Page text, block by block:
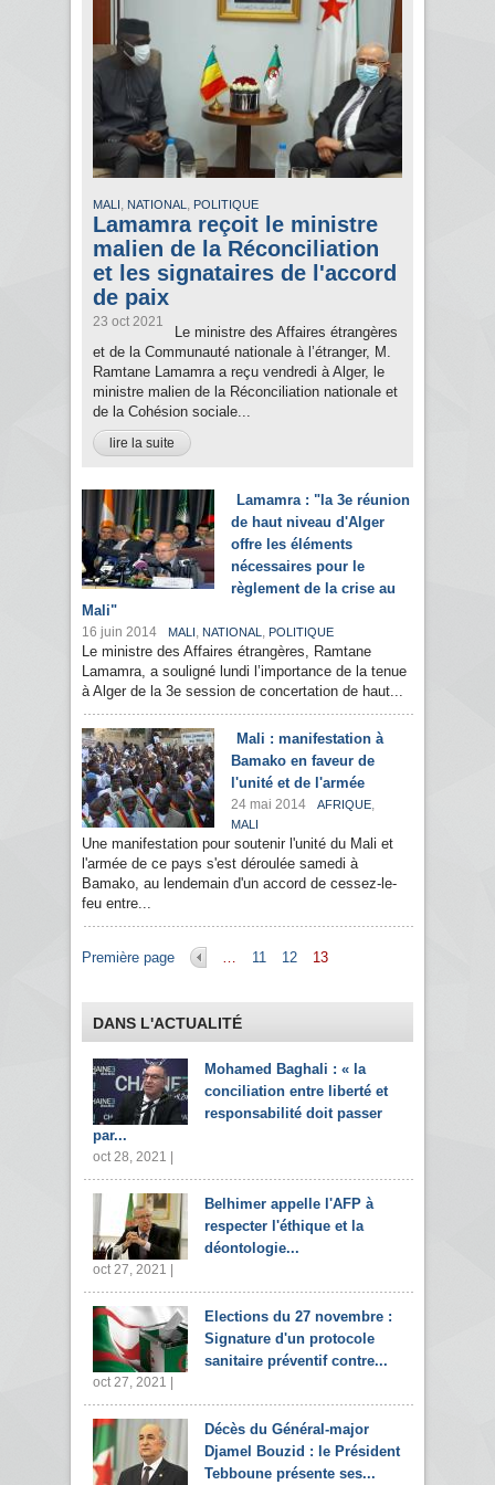
MALI , NATIONAL , POLITIQUE
Lamamra reçoit le ministre
malien de la Réconciliation
et les signataires de l'accord
de paix
23 oct 2021
Le ministre des Affaires étrangères
et de la Communauté nationale à l’étranger, M.
Ramtane Lamamra a reçu vendredi à Alger, le
ministre malien de la Réconciliation nationale et
de la Cohésion sociale...
lire la suite
Lamamra : "la 3e réunion
de haut niveau d'Alger
offre les éléments
nécessaires pour le
règlement de la crise au
Mali"
16 juin 2014 MALI , NATIONAL , POLITIQUE
Le ministre des Affaires étrangères, Ramtane
Lamamra, a souligné lundi l’importance de la tenue
à Alger de la 3e session de concertation de haut...
Mali : manifestation à
Bamako en faveur de
l'unité et de l'armée
24 mai 2014 AFRIQUE,
MALI
Une manifestation pour soutenir l'unité du Mali et
l'armée de ce pays s'est déroulée samedi à
Bamako, au lendemain d'un accord de cessez-le-
feu entre...
Pages
Première page … 11 12 13
DANS L'ACTUALITÉ
Mohamed Baghali : « la
conciliation entre liberté et
responsabilité doit passer
par...
oct 28, 2021 |
Belhimer appelle l'AFP à
respecter l'éthique et la
déontologie...
oct 27, 2021 |
Elections du 27 novembre :
Signature d'un protocole
sanitaire préventif contre...
oct 27, 2021 |
Décès du Général-major
Djamel Bouzid : le Président
Tebboune présente ses...